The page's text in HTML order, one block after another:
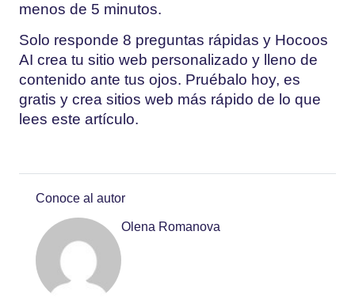
menos de 5 minutos.
Solo responde 8 preguntas rápidas y Hocoos
AI crea tu sitio web personalizado y lleno de
contenido ante tus ojos. Pruébalo hoy, es
gratis y crea sitios web más rápido de lo que
lees este artículo.
Conoce al autor
Olena Romanova